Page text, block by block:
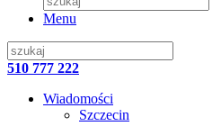
Menu
510 777 222
Wiadomości
Szczecin